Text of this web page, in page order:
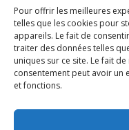
Pour offrir les meilleures
telles que les cookies pour
appareils. Le fait de
traiter des données telles
uniques sur ce site. Le fait
consentement peut avoir un
et fonctions.
Nom
E-mail